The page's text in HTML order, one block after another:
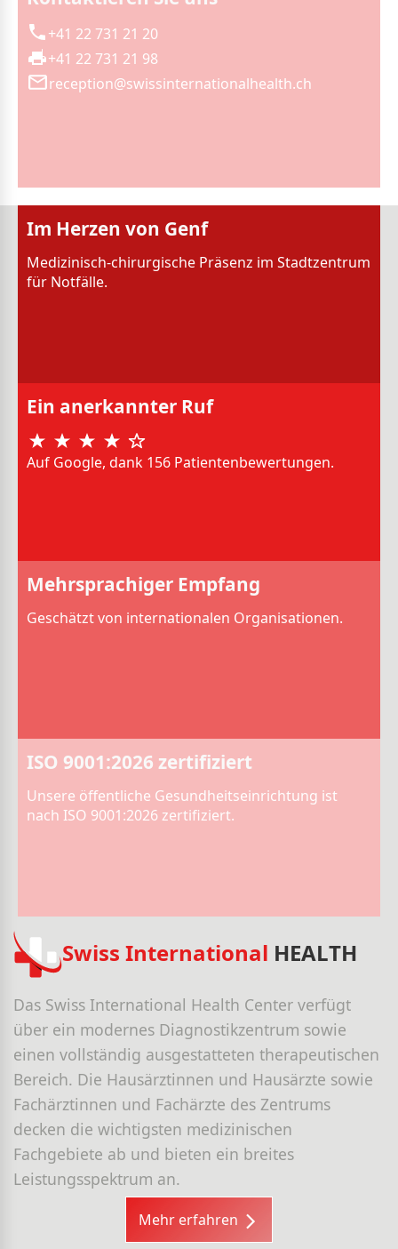
+41 22 731 21 20
+41 22 731 21 98
reception@swissinternationalhealth.ch
Im Herzen von Genf
Medizinisch-chirurgische Präsenz im Stadtzentrum
für Notfälle.
Ein anerkannter Ruf
Auf Google, dank 156 Patientenbewertungen.
Mehrsprachiger Empfang
Geschätzt von internationalen Organisationen.
ISO 9001:2026 zertifiziert
Unsere öffentliche Gesundheitseinrichtung ist
nach ISO 9001:2026 zertifiziert.
Swiss International HEALTH
Das Swiss International Health Center verfügt
über ein modernes Diagnostikzentrum sowie
einen vollständig ausgestatteten therapeutischen
Bereich. Die Hausärztinnen und Hausärzte sowie
Fachärztinnen und Fachärzte des Zentrums
decken die wichtigsten medizinischen
Fachgebiete ab und bieten ein breites
Leistungsspektrum an.
Mehr erfahren